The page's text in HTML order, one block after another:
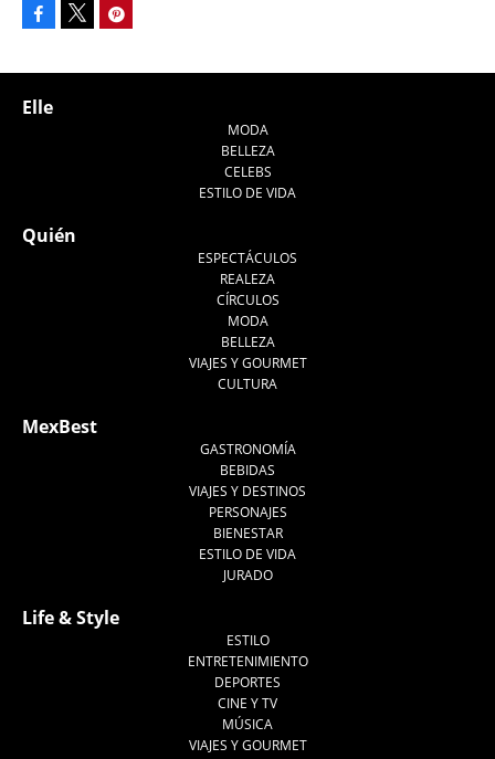
Facebook
Elle
MODA
BELLEZA
CELEBS
ESTILO DE VIDA
Quién
ESPECTÁCULOS
REALEZA
CÍRCULOS
MODA
BELLEZA
VIAJES Y GOURMET
CULTURA
MexBest
GASTRONOMÍA
BEBIDAS
VIAJES Y DESTINOS
PERSONAJES
BIENESTAR
ESTILO DE VIDA
JURADO
Life & Style
ESTILO
ENTRETENIMIENTO
DEPORTES
CINE Y TV
MÚSICA
VIAJES Y GOURMET